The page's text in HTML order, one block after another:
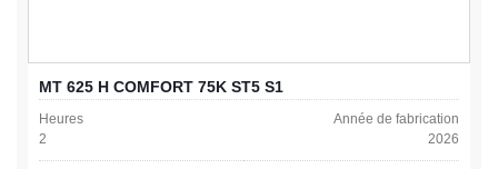
MT 625 H COMFORT 75K ST5 S1
Heures
2
Année de fabrication
2026